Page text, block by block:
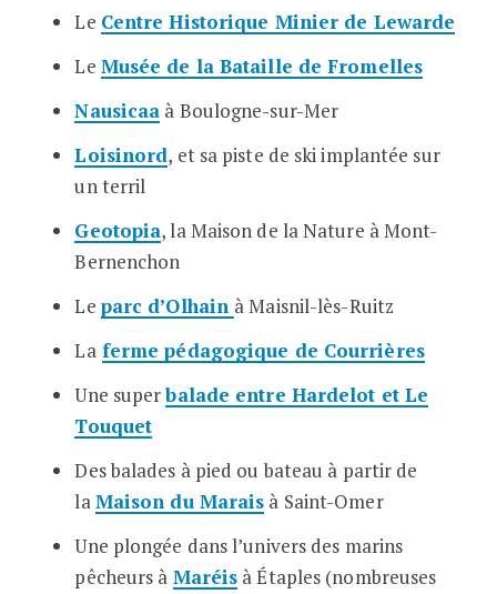
Le Centre Historique Minier de Lewarde
Le Musée de la Bataille de Fromelles
Nausicaa à Boulogne-sur-Mer
Loisinord, et sa piste de ski implantée sur
un terril
Geotopia, la Maison de la Nature à Mont-
Bernenchon
Le parc d’Olhain à Maisnil-lès-Ruitz
La ferme pédagogique de Courrières
Une superbalade entre Hardelot et Le
Touquet
Des balades à pied ou bateau à partir de
laMaison du Marais à Saint-Omer
Une plongée dans l’univers des marins
pêcheurs à Maréis à Étaples (nombreuses